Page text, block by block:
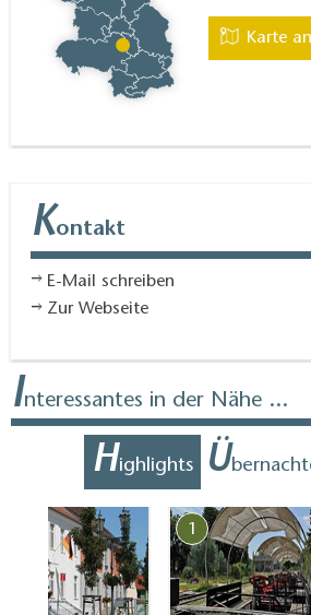
Karte
Kontakt
E-Mail schreiben
Zur Webseite
Interessantes in der Nähe ...
Highlights Ü
1